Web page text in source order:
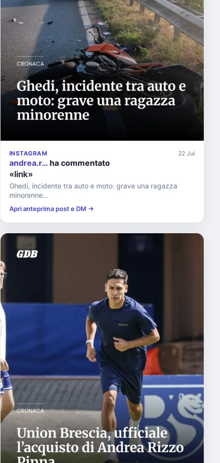
INSTAGRAM 22 Jul
andrea.r… ha commentato
«link»
Ghedi, incidente tra auto e moto: grave una ragazza
minorenne...
Apri anteprima post e DM →